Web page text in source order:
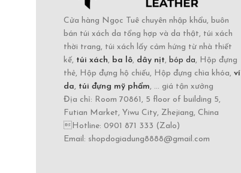
Cửa hàng Ngọc Tuê chuyên nhập khẩu, buôn
bán túi xách da tổng hợp và da thật, túi xách
thời trang, túi xách lấy cảm hứng từ nhà thiết
kế, túi xách, ba lô, dây nịt, bóp da, Hộp đựng
thẻ, Hộp đựng hộ chiếu, Hộp đựng chìa khóa, ví
da, túi đựng mỹ phẩm, ... giá tận xưởng
Địa chỉ: Room 70861, 5 floor of building 5,
Futian Market, Yiwu City, Zhejiang, China
Hotline: 0901 871 333 (Zalo)
Email: shopdogiadung8888@gmail.com